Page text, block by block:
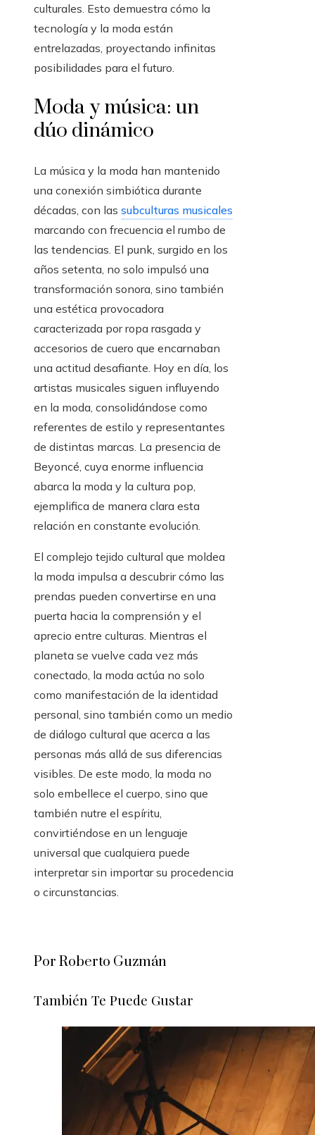
culturales. Esto demuestra cómo la
tecnología y la moda están
entrelazadas, proyectando infinitas
posibilidades para el futuro.
Moda y música: un
dúo dinámico
La música y la moda han mantenido
una conexión simbiótica durante
décadas, con las subculturas musicales
marcando con frecuencia el rumbo de
las tendencias. El punk, surgido en los
años setenta, no solo impulsó una
transformación sonora, sino también
una estética provocadora
caracterizada por ropa rasgada y
accesorios de cuero que encarnaban
una actitud desafiante. Hoy en día, los
artistas musicales siguen influyendo
en la moda, consolidándose como
referentes de estilo y representantes
de distintas marcas. La presencia de
Beyoncé, cuya enorme influencia
abarca la moda y la cultura pop,
ejemplifica de manera clara esta
relación en constante evolución.
El complejo tejido cultural que moldea
la moda impulsa a descubrir cómo las
prendas pueden convertirse en una
puerta hacia la comprensión y el
aprecio entre culturas. Mientras el
planeta se vuelve cada vez más
conectado, la moda actúa no solo
como manifestación de la identidad
personal, sino también como un medio
de diálogo cultural que acerca a las
personas más allá de sus diferencias
visibles. De este modo, la moda no
solo embellece el cuerpo, sino que
también nutre el espíritu,
convirtiéndose en un lenguaje
universal que cualquiera puede
interpretar sin importar su procedencia
o circunstancias.
Por Roberto Guzmán
También Te Puede Gustar